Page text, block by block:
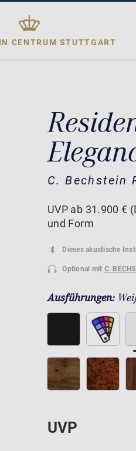
CENTRUM STUTTGART
C. Bechstein
UVP ab 31.900 €
und Form
Dieses akustische
Optional mit C.
Ausführungen:
UVP